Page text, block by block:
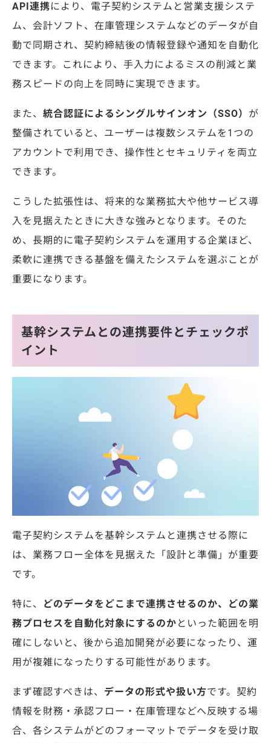
API連携により、電子契約システムと営業支援システ
ム、会計ソフト、在庫管理システムなどのデータが自
動で同期され、契約締結後の情報登録や通知を自動化
できます。これにより、手入力によるミスの削減と業
務スピードの向上を同時に実現できます。
また、 統合認証によるシングルサインオン（SSO） が
整備されていると、ユーザーは複数システムを1つの
アカウントで利用でき、操作性とセキュリティを両立
できます。
こうした拡張性は、将来的な業務拡大や他サービス導
入を見据えたときに大きな強みとなります。 そのた
め、長期的に電子契約システムを運用する企業ほど、
柔軟に連携できる基盤を備えたシステムを選ぶことが
重要になります。
基幹システムとの連携要件とチェックポ
イント
電子契約システムを基幹システムと連携させる際に
は、業務フロー全体を見据えた「設計と準備」が重要
です。
特に、
どのデータをどこまで連携させるのか、どの業
務プロセスを自動化対象にするのか といった範囲を明
確にしないと、後から追加開発が必要になったり、運
用が複雑になったりする可能性があります。
まず確認すべきは、 データの形式や扱い方です。契約
情報を財務・承認フロー・在庫管理などへ反映する場
合、各システムがどのフォーマットでデータを受け取